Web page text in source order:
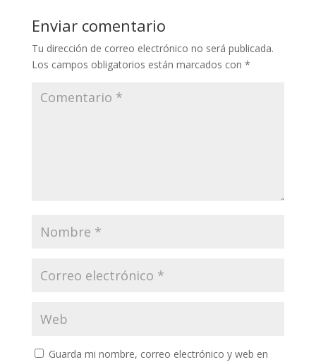
Enviar comentario
Tu dirección de correo electrónico no será publicada.
Los campos obligatorios están marcados con *
Guarda mi nombre, correo electrónico y web en